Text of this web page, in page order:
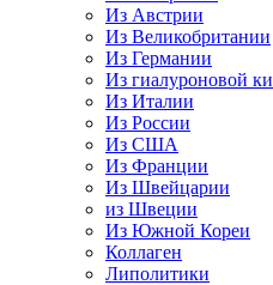
Из Австрии
Из Великобритании
Из Германии
Из гиалуроновой
Из Италии
Из России
Из США
Из Франции
Из Швейцарии
из Швеции
Из Южной Кореи
Коллаген
Липолитики